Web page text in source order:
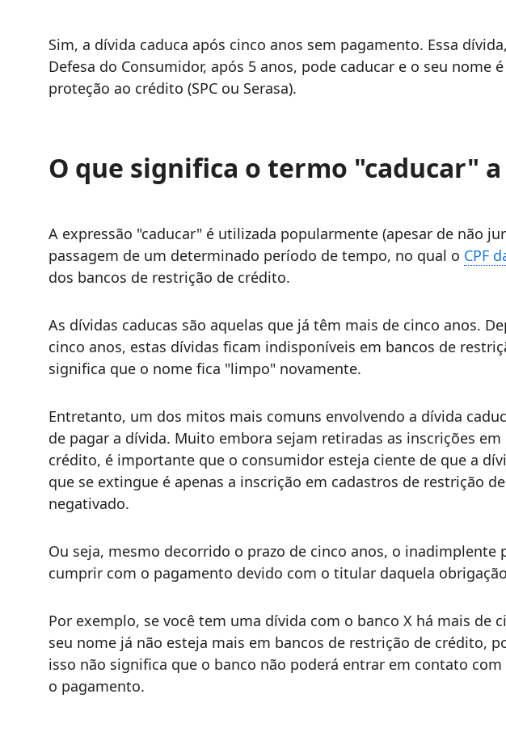
Sim, a dívida caduca após cinco anos sem pagamento. Essa
Defesa do Consumidor, após 5 anos, pode caducar e o seu nome
proteção ao crédito (SPC ou Serasa).
O que significa o termo "caducar"
A expressão "caducar" é utilizada popularmente (apesar de não
passagem de um determinado período de tempo, no qual o CPF
dos bancos de restrição de crédito.
As dívidas caducas são aquelas que já têm mais de cinco anos.
cinco anos, estas dívidas ficam indisponíveis em bancos de
significa que o nome fica "limpo" novamente.
Entretanto, um dos mitos mais comuns envolvendo a dívida
de pagar a dívida. Muito embora sejam retiradas as inscrições
crédito, é importante que o consumidor esteja ciente de que a
que se extingue é apenas a inscrição em cadastros de restrição
negativado.
Ou seja, mesmo decorrido o prazo de cinco anos, o inadimplente
cumprir com o pagamento devido com o titular daquela
Por exemplo, se você tem uma dívida com o banco X há mais de
seu nome já não esteja mais em bancos de restrição de crédito,
isso não significa que o banco não poderá entrar em contato
o pagamento.